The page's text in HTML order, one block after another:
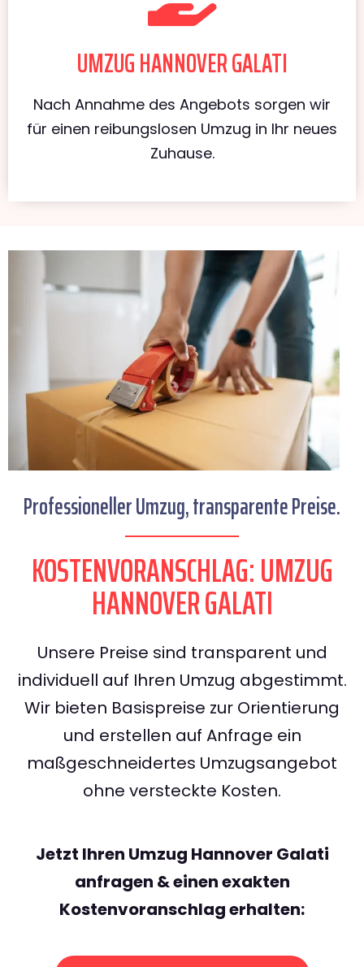
UMZUG HANNOVER GALATI
Nach Annahme des Angebots sorgen wir
für einen reibungslosen Umzug in Ihr neues
Zuhause.
Professioneller Umzug, transparente Preise.
KOSTENVORANSCHLAG: UMZUG
HANNOVER GALATI
Unsere Preise sind transparent und
individuell auf Ihren Umzug abgestimmt.
Wir bieten Basispreise zur Orientierung
und erstellen auf Anfrage ein
maßgeschneidertes Umzugsangebot
ohne versteckte Kosten.
Jetzt Ihren Umzug Hannover Galati
anfragen & einen exakten
Kostenvoranschlag erhalten: